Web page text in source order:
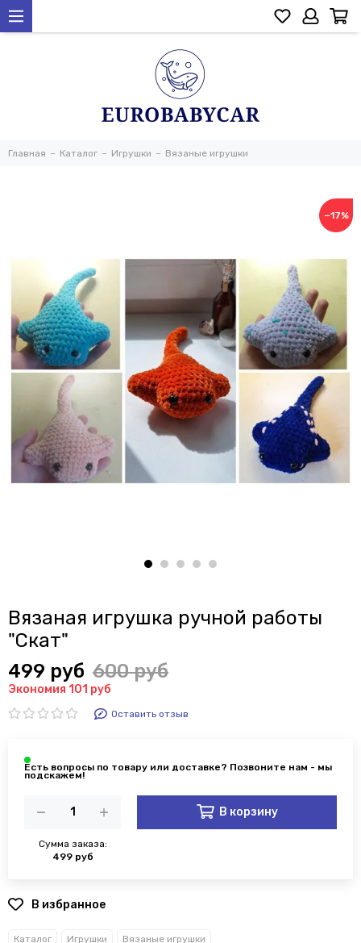
Главная Каталог Игрушки Вязаные игрушки
−17%
Вязаная игрушка ручной работы
"Скат"
499 руб 600 руб
Экономия 101 руб
Оставить отзыв
Сумма заказа:
499 руб
В корзину
В избранное
Каталог Игрушки Вязаные игрушки